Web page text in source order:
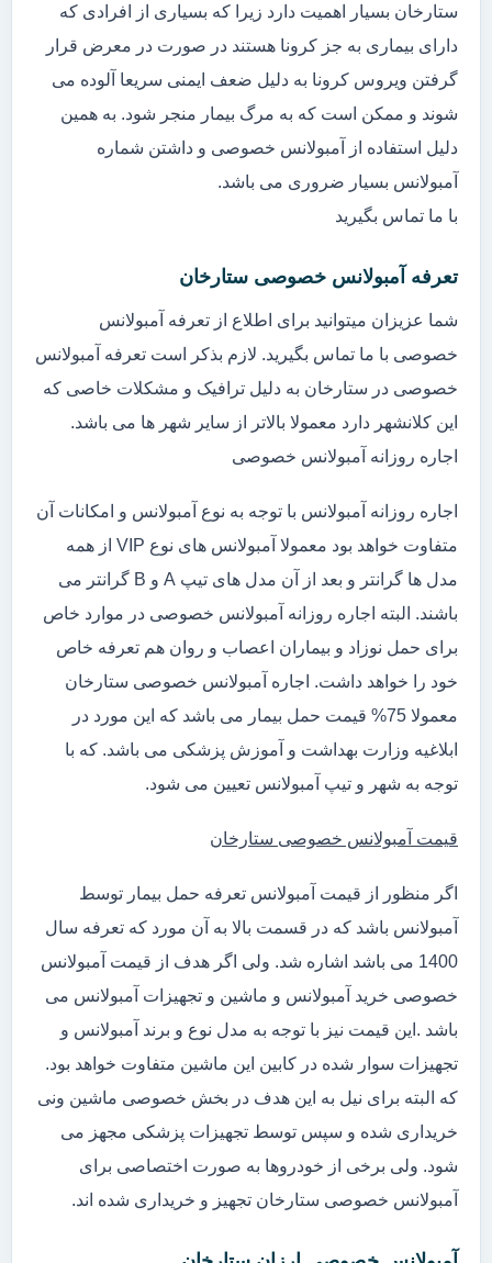
ستارخان بسیار اهمیت دارد زیرا که بسیاری از افرادی که
دارای بیماری به جز کرونا هستند در صورت در معرض قرار
گرفتن ویروس کرونا به دلیل ضعف ایمنی سریعا آلوده می
شوند و ممکن است که به مرگ بیمار منجر شود. به همین
دلیل استفاده از آمبولانس خصوصی و داشتن شماره
آمبولانس بسیار ضروری می باشد.
با ما تماس بگیرید
تعرفه آمبولانس خصوصی ستارخان
شما عزیزان میتوانید برای اطلاع از تعرفه آمبولانس
خصوصی با ما تماس بگیرید. لازم بذکر است تعرفه آمبولانس
خصوصی در ستارخان به دلیل ترافیک و مشکلات خاصی که
این کلانشهر دارد معمولا بالاتر از سایر شهر ها می باشد.
اجاره روزانه آمبولانس خصوصی
اجاره روزانه آمبولانس با توجه به نوع آمبولانس و امکانات آن
متفاوت خواهد بود معمولا آمبولانس های نوع VIP از همه
مدل ها گرانتر و بعد از آن مدل های تیپ A و B گرانتر می
باشند. البته اجاره روزانه آمبولانس خصوصی در موارد خاص
برای حمل نوزاد و بیماران اعصاب و روان هم تعرفه خاص
خود را خواهد داشت. اجاره آمبولانس خصوصی ستارخان
معمولا 75% قیمت حمل بیمار می باشد که این مورد در
ابلاغیه وزارت بهداشت و آموزش پزشکی می باشد. که با
توجه به شهر و تیپ آمبولانس تعیین می شود.
قیمت آمبولانس خصوصی ستارخان
اگر منظور از قیمت آمبولانس تعرفه حمل بیمار توسط
آمبولانس باشد که در قسمت بالا به آن مورد که تعرفه سال
1400 می باشد اشاره شد. ولی اگر هدف از قیمت آمبولانس
خصوصی خرید آمبولانس و ماشین و تجهیزات آمبولانس می
باشد .این قیمت نیز با توجه به مدل نوع و برند آمبولانس و
تجهیزات سوار شده در کابین این ماشین متفاوت خواهد بود.
که البته برای نیل به این هدف در بخش خصوصی ماشین ونی
خریداری شده و سپس توسط تجهیزات پزشکی مجهز می
شود. ولی برخی از خودروها به صورت اختصاصی برای
آمبولانس خصوصی ستارخان تجهیز و خریداری شده اند.